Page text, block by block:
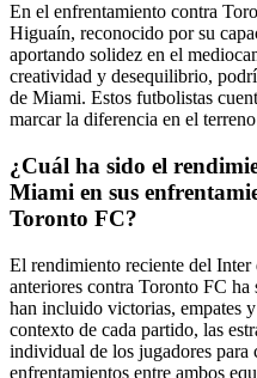
En el enfrentamiento contra
Higuaín, reconocido por su
aportando solidez en el
creatividad y desequilibrio,
de Miami. Estos futbolistas
marcar la diferencia en el
¿Cuál ha sido el
Miami en sus
Toronto FC?
El rendimiento reciente del
anteriores contra Toronto FC
han incluido victorias, empates
contexto de cada partido, las
individual de los jugadores
enfrentamientos entre ambos